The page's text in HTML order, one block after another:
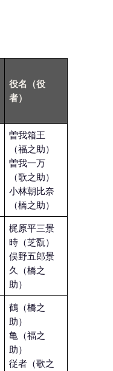
役名 （役
者）
曽我箱王
（福之助）
曽我一万
（歌之助）
小林朝比奈
（橋之助）
梶原平三景
時（芝翫）
俣野五郎景
久（橋之
助）
鶴（橋之
助）
亀（福之
助）
従者（歌之